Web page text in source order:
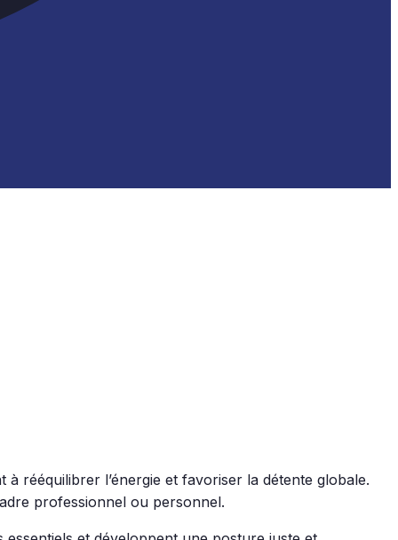
rééquilibrer l’énergie et favoriser la détente globale.
professionnel ou personnel.